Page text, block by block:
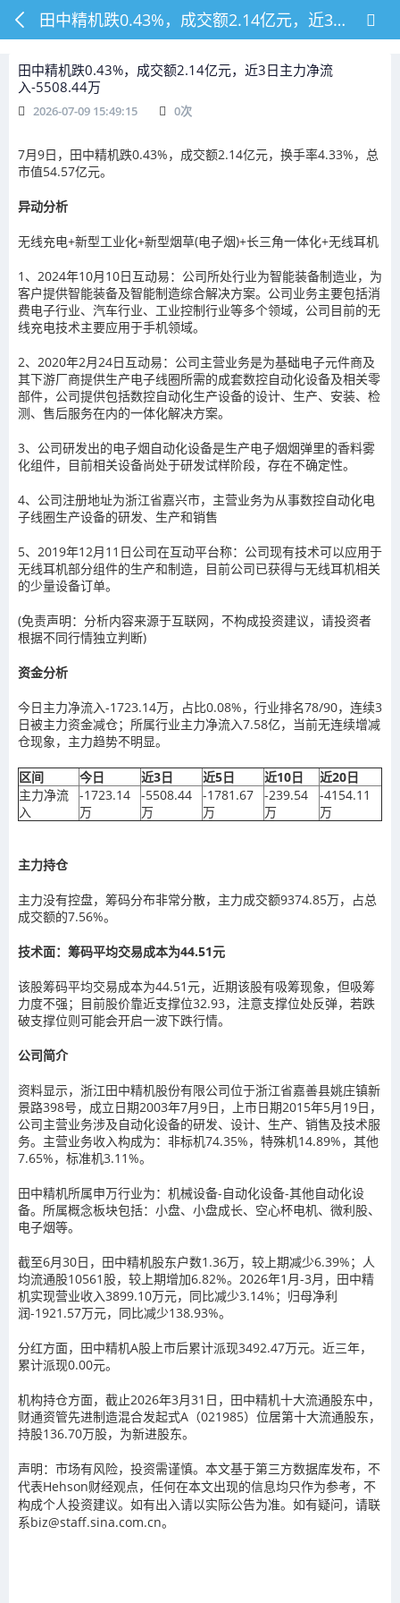
田中精机跌0.43%，成交额2.14亿元，近3日主力净流入-5508.44万
田中精机跌0.43%，成交额2.14亿元，近3日主力净流
入-5508.44万
2026-07-09 15:49:15 0次
7月9日，田中精机跌0.43%，成交额2.14亿元，换手率4.33%，总
市值54.57亿元。
异动分析
无线充电+新型工业化+新型烟草(电子烟)+长三角一体化+无线耳机
1、2024年10月10日互动易：公司所处行业为智能装备制造业，为
客户提供智能装备及智能制造综合解决方案。公司业务主要包括消
费电子行业、汽车行业、工业控制行业等多个领域，公司目前的无
线充电技术主要应用于手机领域。
2、2020年2月24日互动易：公司主营业务是为基础电子元件商及
其下游厂商提供生产电子线圈所需的成套数控自动化设备及相关零
部件，公司提供包括数控自动化生产设备的设计、生产、安装、检
测、售后服务在内的一体化解决方案。
3、公司研发出的电子烟自动化设备是生产电子烟烟弹里的香料雾
化组件，目前相关设备尚处于研发试样阶段，存在不确定性。
4、公司注册地址为浙江省嘉兴市，主营业务为从事数控自动化电
子线圈生产设备的研发、生产和销售
5、2019年12月11日公司在互动平台称：公司现有技术可以应用于
无线耳机部分组件的生产和制造，目前公司已获得与无线耳机相关
的少量设备订单。
(免责声明：分析内容来源于互联网，不构成投资建议，请投资者
根据不同行情独立判断)
资金分析
今日主力净流入-1723.14万，占比0.08%，行业排名78/90，连续3
日被主力资金减仓；所属行业主力净流入7.58亿，当前无连续增减
仓现象，主力趋势不明显。
区间 今日 近3日 近5日 近10日
近20日
主力净流
入
-1723.14
万
-5508.44
万
-1781.67
万
-239.54
万
-4154.11
万
主力持仓
主力没有控盘，筹码分布非常分散，主力成交额9374.85万，占总
成交额的7.56%。
技术面：筹码平均交易成本为44.51元
该股筹码平均交易成本为44.51元，近期该股有吸筹现象，但吸筹
力度不强；目前股价靠近支撑位32.93，注意支撑位处反弹，若跌
破支撑位则可能会开启一波下跌行情。
公司简介
资料显示，浙江田中精机股份有限公司位于浙江省嘉善县姚庄镇新
景路398号，成立日期2003年7月9日，上市日期2015年5月19日，
公司主营业务涉及自动化设备的研发、设计、生产、销售及技术服
务。主营业务收入构成为：非标机74.35%，特殊机14.89%，其他
7.65%，标准机3.11%。
田中精机所属申万行业为：机械设备-自动化设备-其他自动化设
备。所属概念板块包括：小盘、小盘成长、空心杯电机、微利股、
电子烟等。
截至6月30日，田中精机股东户数1.36万，较上期减少6.39%；人
均流通股10561股，较上期增加6.82%。2026年1月-3月，田中精
机实现营业收入3899.10万元，同比减少3.14%；归母净利
润-1921.57万元，同比减少138.93%。
分红方面，田中精机A股上市后累计派现3492.47万元。近三年，
累计派现0.00元。
机构持仓方面，截止2026年3月31日，田中精机十大流通股东中，
财通资管先进制造混合发起式A（021985）位居第十大流通股东，
持股136.70万股，为新进股东。
声明：市场有风险，投资需谨慎。本文基于第三方数据库发布，不
代表Hehson财经观点，任何在本文出现的信息均只作为参考，不
构成个人投资建议。如有出入请以实际公告为准。如有疑问，请联
系biz@staff.sina.com.cn。